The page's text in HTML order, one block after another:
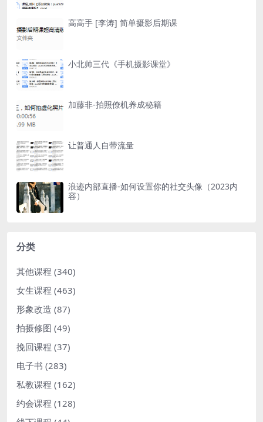
高高手 [李涛] 简单摄影后期课
小北帅三代《手机摄影课堂》
加藤非-拍照僚机养成秘籍
让普通人自带流量
浪迹内部直播-如何设置你的社交头像（2023内
容）
分类
其他课程 (340)
女生课程 (463)
形象改造 (87)
拍摄修图 (49)
挽回课程 (37)
电子书 (283)
私教课程 (162)
约会课程 (128)